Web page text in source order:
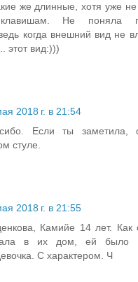
же длинные, хотя уже не
Не поняла
когда внешний вид не
этот вид:)))
2018 г. в 21:54
Если ты заметила,
стуле.
2018 г. в 21:55
Камийе 14 лет. Как
в их дом, ей было
С характером. Ч